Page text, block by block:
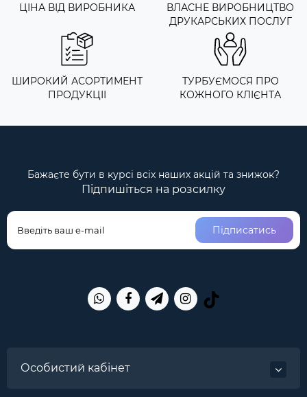
ЦІНА ВІД ВИРОБНИКА
ВЛАСНЕ ВИРОБНИЦТВО
ДРУКАРСЬКИХ ПОСЛУГ
ШИРОКИЙ АСОРТИМЕНТ
ПРОДУКЦІІ
ТУРБУЄМОСЯ ПРО
КОЖНОГО КЛІЄНТА
Бажаєте бути в курсі всіх наших акцій та знижок?
Підпишіться на розсилку
Підписатись
Особистий кабінет